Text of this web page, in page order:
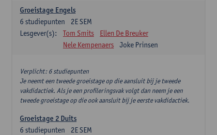
Groeistage Engels
2E SEM
6 studiepunten
Lesgever(s):
Tom Smits
Ellen De Breuker
Nele Kempenaers
Joke Prinsen
Verplicht: 6 studiepunten
Je neemt een tweede groeistage op die aansluit bij je tweede
vakdidactiek. Als je een profileringsvak volgt dan neem je een
tweede groeistage op die ook aansluit bij je eerste vakdidactiek.
Groeistage 2 Duits
2E SEM
6 studiepunten